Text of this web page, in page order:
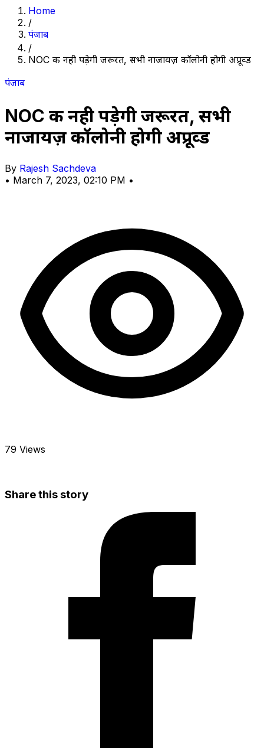
Home
/
पंजाब
/
NOC की नही पड़ेगी जरूरत, सभी नाजायज़ कॉलोनी होगी अप्रूव्ड
पंजाब
NOC की नही पड़ेगी जरूरत, सभी
नाजायज़ कॉलोनी होगी अप्रूव्ड
By Rajesh Sachdeva
• March 7, 2023, 02:10 PM •
79 Views
Share this story